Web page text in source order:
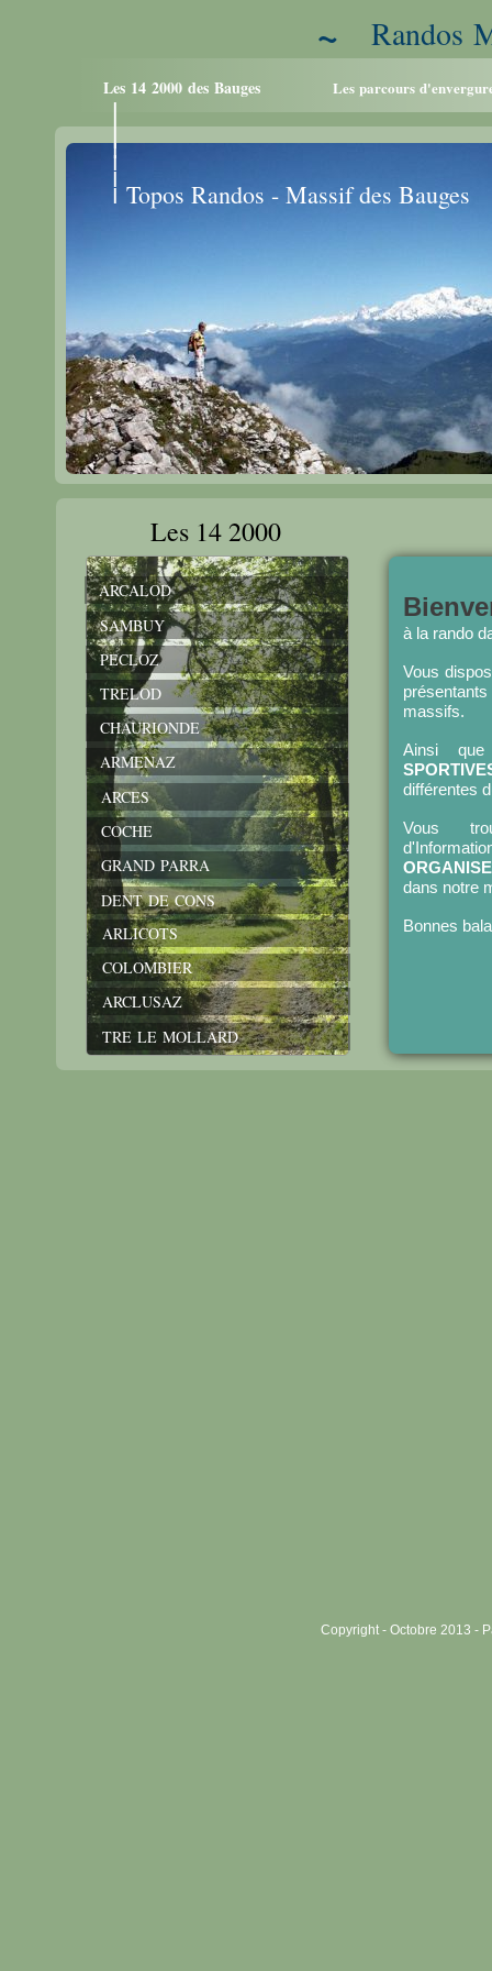
I
I
I
I
I
I
I
Topos Randos - Massif des Bauges
TRE LE MOLLARD
ARCLUSAZ
COLOMBIER
ARLICOTS
DENT DE CONS
GRAND PARRA
COCHE
ARCES
ARMENAZ
CHAURIONDE
TRELOD
PECLOZ
SAMBUY
ARCALOD
Les 14 2000
à la rando
Vous
massifs.
Ainsi
différentes
Vous
dans notre
Bonnes
Les parcours
Copyright - Octobre 2013 -
Les 14 2000 des Bauges
Randos
~